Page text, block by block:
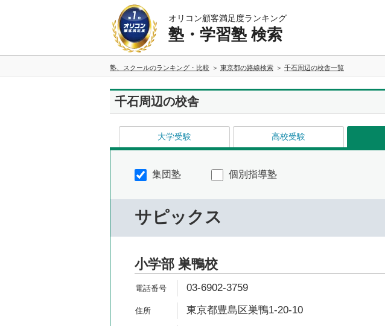
オリコン顧客満足度ランキング
塾・学習塾 検索
塾、スクールのランキング・比較 東京都の路線検索 千石周辺の校舎一覧
千石周辺の校舎
大学受験 高校受験
集団塾 個別指導塾
サピックス
小学部 巣鴨校
03-6902-3759
東京都豊島区巣鴨1-20-10